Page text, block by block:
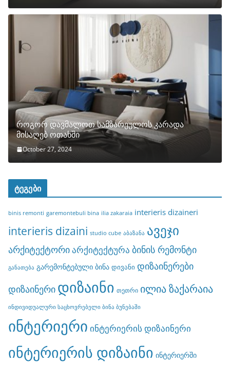
როგორ დავმალოთ სამზარეულოს კარადა
მისაღებ ოთახში
October 27, 2024
ტეგები
binis remonti garemontebuli bina ilia zakaraia interieris dizaineri
interieris dizaini studio cube აბაზანა ავეჯი
არქიტექტორიარქიტექტურა ბინის რემონტი
განათება გარემონტებული ბინა დივანი დიზაინერები
დიზაინერი დიზაინი თეთრი ილია ზაქარაია
ინდივიდუალური საცხოვრებელი ბინა ბუნებაში
ინტერიერი ინტერიერის დიზაინერი
ინტერიერის დიზაინი ინტერიერში